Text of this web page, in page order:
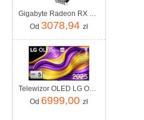
Gigabyte Radeon RX 9070 XT GAMING OC ICE 16G (4719331357030)
Od 3078,94 zł
Telewizor OLED LG OLED65G54LW 65 cali 4K UHD
Od 6999,00 zł